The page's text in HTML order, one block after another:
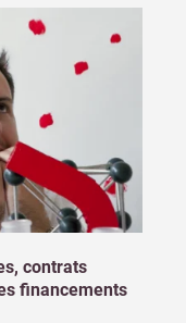
contrats
financements